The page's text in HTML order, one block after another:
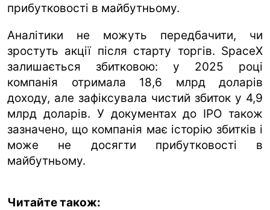
прибутковості в майбутньому.
Аналітики не можуть передбачити, чи
зростуть акції після старту торгів. SpaceX
залишається збитковою: у 2025 році
компанія отримала 18,6 млрд доларів
доходу, але зафіксувала чистий збиток у 4,9
млрд доларів. У документах до IPO також
зазначено, що компанія має історію збитків і
може не досягти прибутковості в
майбутньому.
Читайте також: